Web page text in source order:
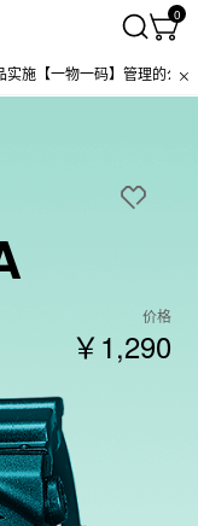
0
【一物一码】管理的公告 >
价格
￥1,290